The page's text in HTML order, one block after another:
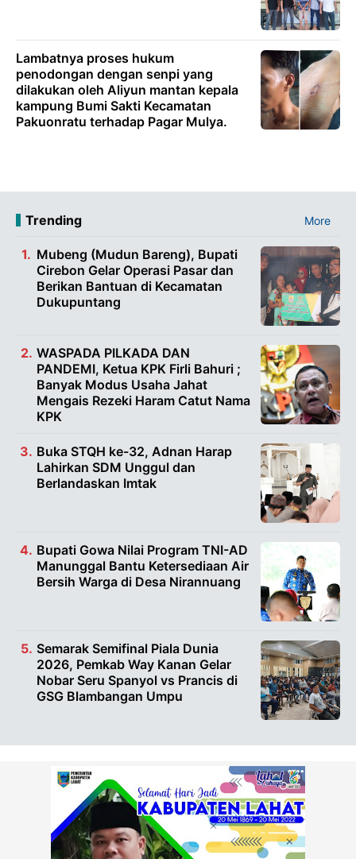
Lambatnya proses hukum
penodongan dengan senpi yang
dilakukan oleh Aliyun mantan kepala
kampung Bumi Sakti Kecamatan
Pakuonratu terhadap Pagar Mulya.
Trending More
Mubeng (Mudun Bareng), Bupati
Cirebon Gelar Operasi Pasar dan
Berikan Bantuan di Kecamatan
Dukupuntang
WASPADA PILKADA DAN
PANDEMI, Ketua KPK Firli Bahuri ;
Banyak Modus Usaha Jahat
Mengais Rezeki Haram Catut Nama
KPK
Buka STQH ke-32, Adnan Harap
Lahirkan SDM Unggul dan
Berlandaskan Imtak
Bupati Gowa Nilai Program TNI-AD
Manunggal Bantu Ketersediaan Air
Bersih Warga di Desa Nirannuang
Semarak Semifinal Piala Dunia
2026, Pemkab Way Kanan Gelar
Nobar Seru Spanyol vs Prancis di
GSG Blambangan Umpu